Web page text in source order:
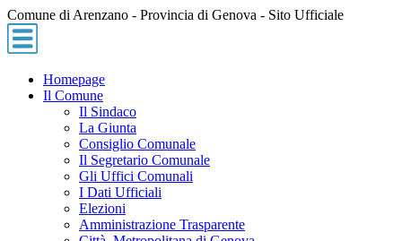
Comune di Arenzano - Provincia di Genova - Sito Ufficiale
Homepage
Il Comune
Il Sindaco
La Giunta
Consiglio Comunale
Il Segretario Comunale
Gli Uffici Comunali
I Dati Ufficiali
Elezioni
Amministrazione Trasparente